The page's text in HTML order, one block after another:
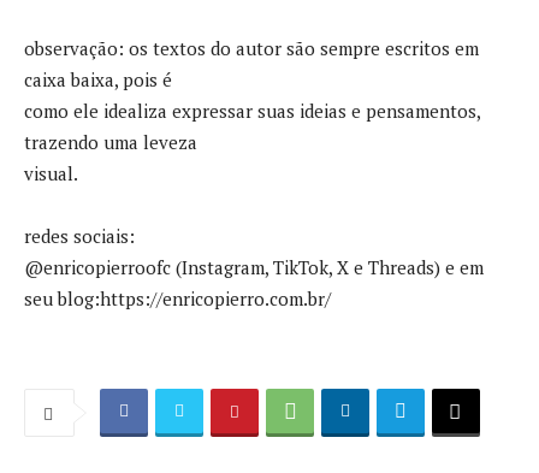
observação: os textos do autor são sempre escritos em
caixa baixa, pois é
como ele idealiza expressar suas ideias e pensamentos,
trazendo uma leveza
visual.
redes sociais:
@enricopierroofc (Instagram, TikTok, X e Threads) e em
seu blog:https://enricopierro.com.br/